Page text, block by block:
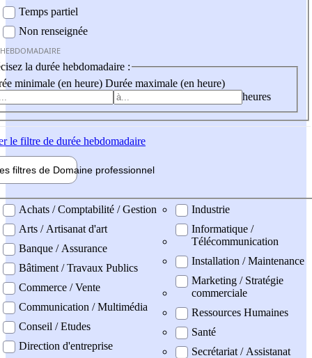
Temps partiel
Non renseignée
la durée hebdomadaire :
minimale (en heure) Durée maximale (en heure)
heures
le filtre de durée hebdomadaire
filtres de Domaine professionnel
professionel
Achats / Comptabilité / Gestion
Arts / Artisanat d'art
Banque / Assurance
Bâtiment / Travaux Publics
Commerce / Vente
Communication / Multimédia
Conseil / Etudes
Direction d'entreprise
Industrie
Informatique /
Télécommunication
Installation / Maintenance
Marketing / Stratégie
commerciale
Ressources Humaines
Santé
Secrétariat / Assistanat